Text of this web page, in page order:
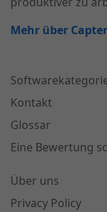
Mehr über
Kontakt
Glossar
Eine Bewertung
Über uns
Privacy Policy